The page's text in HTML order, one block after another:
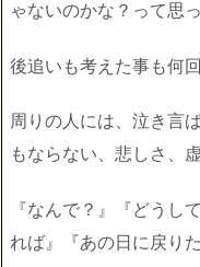
ゃないのかな？ って思
後追いも考えた事も何
周りの人には、泣き言
もならない、悲しさ、
『なんで？』『どうし
れば』『あの日に戻り